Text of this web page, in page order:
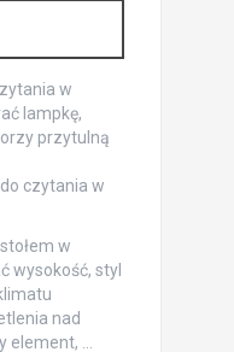
w
lampkę,
przytulną
czytania w
w
wysokość, styl
nad
element, …